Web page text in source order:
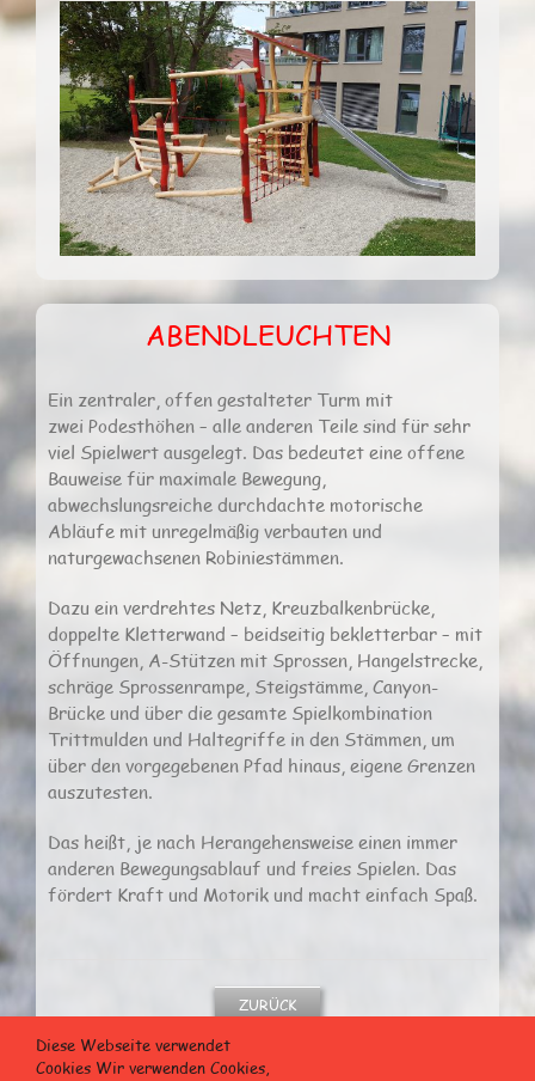
ABENDLEUCHTEN
Ein zentraler, offen gestalteter Turm mit
zwei Podesthöhen – alle anderen Teile sind für sehr
viel Spielwert ausgelegt. Das bedeutet eine offene
Bauweise für maximale Bewegung,
abwechslungsreiche durchdachte motorische
Abläufe mit unregelmäßig verbauten und
naturgewachsenen Robiniestämmen.
Dazu ein verdrehtes Netz, Kreuzbalkenbrücke,
doppelte Kletterwand – beidseitig bekletterbar – mit
Öffnungen, A-Stützen mit Sprossen, Hangelstrecke,
schräge Sprossenrampe, Steigstämme, Canyon-
Brücke und über die gesamte Spielkombination
Trittmulden und Haltegriffe in den Stämmen, um
über den vorgegebenen Pfad hinaus, eigene Grenzen
auszutesten.
Das heißt, je nach Herangehensweise einen immer
anderen Bewegungsablauf und freies Spielen. Das
fördert Kraft und Motorik und macht einfach Spaß.
ZURÜCK
Diese Webseite verwendet
Cookies Wir verwenden Cookies,